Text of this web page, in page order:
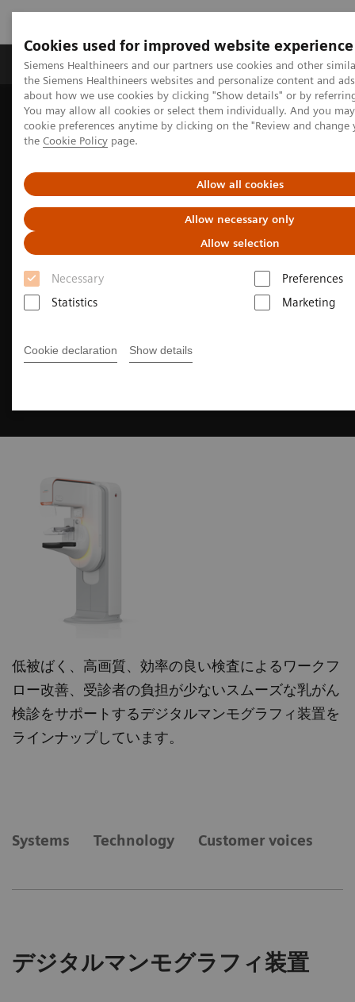
Cookies used for improved website experience
Siemens Healthineers and our partners use cookies and other
the Siemens Healthineers websites and personalize content and
about how we use cookies by clicking "Show details" or by
You may allow all cookies or select them individually. And you
cookie preferences anytime by clicking on the "Review and
the Cookie Policy page.
Allow all cookies
Allow necessary only
Allow selection
Necessary
Preferences
Statistics
Marketing
Cookie declaration Show details
製品＆サービス サポート情報 Insights
ホーム 画像診断・治療装置 マンモグラフィ
マンモグラフィ
低被ばく、高画質、効率の良い検査によるワークフ
ロー改善、受診者の負担が少ないスムーズな乳がん
検診をサポートするデジタルマンモグラフィ装置を
ラインナップしています。
Systems Technology ​Customer voices
デジタルマンモグラフィ装置